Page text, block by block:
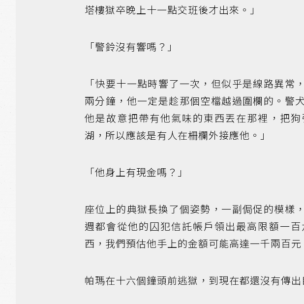
塔樓獄卒晚上十一點交班後才出來。」
「警鈴沒有響嗎？」
「快要十一點時響了一次，但似乎是線路異常
兩分鐘，他一定是趁那個空檔越過圍欄的。警
他是故意把帶有他氣味的東西丟在那裡，把
湖，所以應該是有人在柵欄外接應他。」
「他身上有現金嗎？」
座位上的典獄長換了個姿勢，一副侷促的模樣
週都會從他的囚犯信託帳戶領出最高限額一
西，我們預估他手上的金額可能高達一千兩百元
帕瑪在十六個鐘頭前逃獄，到現在都還沒有傳出